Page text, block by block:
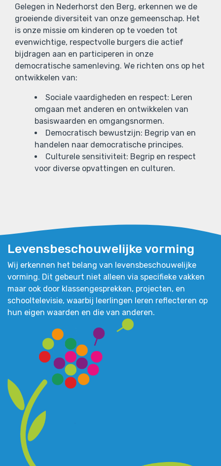
Gelegen in Nederhorst den Berg, erkennen we de
groeiende diversiteit van onze gemeenschap. Het
is onze missie om kinderen op te voeden tot
evenwichtige, respectvolle burgers die actief
bijdragen aan en participeren in onze
democratische samenleving. We richten ons op het
ontwikkelen van:
Sociale vaardigheden en respect: Leren
omgaan met anderen en ontwikkelen van
basiswaarden en omgangsnormen.
Democratisch bewustzijn: Begrip van en
handelen naar democratische principes.
Culturele sensitiviteit: Begrip en respect
voor diverse opvattingen en culturen.
Levensbeschouwelijke vorming
Wij erkennen het belang van levensbeschouwelijke
vorming. Dit gebeurt niet alleen via specifieke vakken
maar ook door klassengesprekken, projecten, en
schooltelevisie, waarbij leerlingen leren reflecteren op
hun eigen waarden en die van anderen.